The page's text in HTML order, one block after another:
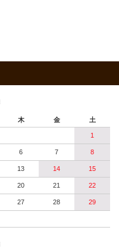
木 金 土
1
6 7 8
13 14 15
20 21 22
27 28 29